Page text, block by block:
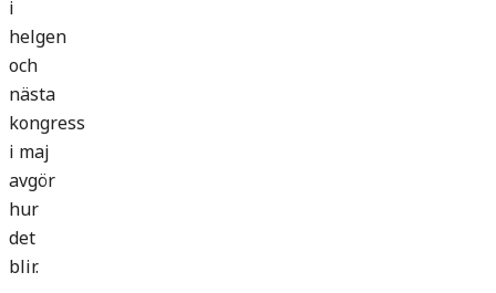
i
helgen
och
nästa
kongress
i maj
avgör
hur
det
blir.